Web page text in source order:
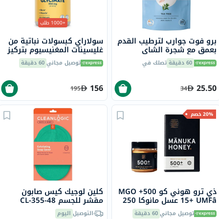
برو فوت جوارب لترطيب القدم
بعمق مع شجرة الشاي
وفيتامين E لإصلاح البشرة
الجافة،حزمه من زوج واحد
60 دقيقة تصلك في
25.50
34
+1000 طلب
سولاراي كبسولات نباتية من
غليسينات المغنيسيوم بتركيز
350 ملجم لصحة العظام
والعضلات حزمة من 120
توصيل مجاني60 دقيقة
156
195
20% خصم
ذي ترو هوني كو 500+ MGO
15+ UMFâ عسل مانوكا 250
جرام توصيل مجاني60 دقيقة
كلين لوجيك كيس صابون
مقشر للجسم CL-355-48
التوصيل اليوم